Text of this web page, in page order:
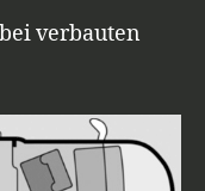
verbauten